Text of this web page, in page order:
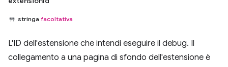
stringa facoltativa
L'ID dell'estensione che intendi eseguire il debug. Il
collegamento a una pagina di sfondo dell'estensione è